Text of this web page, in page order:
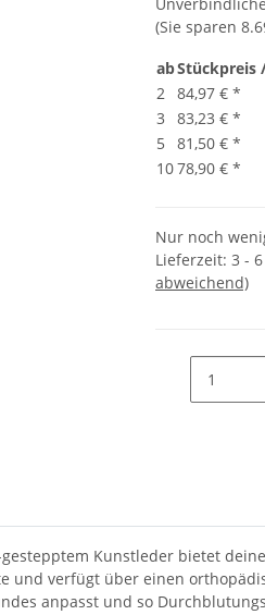
(Sie sparen
abStückpreis
2 84,97 € *
3
83,23 € *
5
81,50 € *
1078,90 € *
Nur noch
Lieferzeit: 3 -
abweichend)
Kunstleder bietet
und verfügt über einen
anpasst und so